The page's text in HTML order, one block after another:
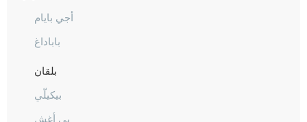
أجي بايام
باباداغ
بلقان
بيكيلّي
بي أغش